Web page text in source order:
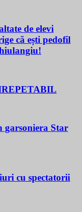
de elevi
că ești pedofil
garsoniera Star
cu spectatorii